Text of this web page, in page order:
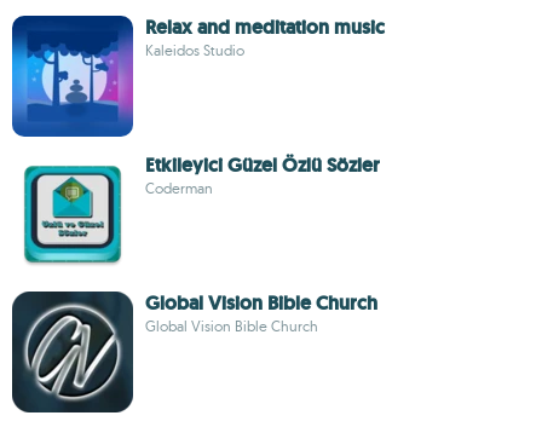
Relax and meditation music
Kaleidos Studio
Etkileyici Güzel Özlü Sözler
Coderman
Global Vision Bible Church
Global Vision Bible Church